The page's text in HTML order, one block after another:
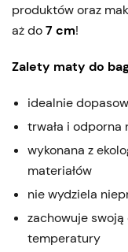
produktów oraz
aż do7 cm!
Zalety maty do
idealnie
trwała i odporna
wykonana z
materiałów
nie wydziela
zachowuje
temperatury